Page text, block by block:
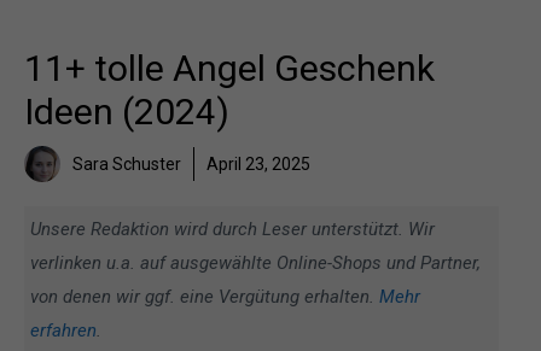
11+ tolle Angel Geschenk
Ideen (2024)
Sara Schuster April 23, 2025
Unsere Redaktion wird durch Leser unterstützt. Wir
verlinken u.a. auf ausgewählte Online-Shops und Partner,
von denen wir ggf. eine Vergütung erhalten. Mehr
erfahren.